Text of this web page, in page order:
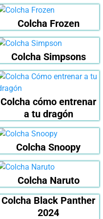
Colcha Frozen
Colcha Simpsons
Colcha cómo entrenar
a tu dragón
Colcha Snoopy
Colcha Naruto
Colcha Black Panther
2024